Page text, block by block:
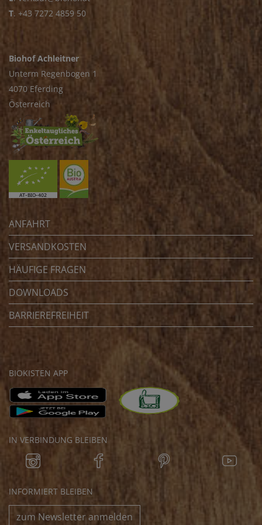
T. +43 7272 4859 50
Biohof Achleitner
Unterm Regenbogen 1
4070 Eferding
Österreich
ANFAHRT
VERSANDKOSTEN
HÄUFIGE FRAGEN
DOWNLOADS
BARRIEREFREIHEIT
BIOKISTEN APP
IN VERBINDUNG BLEIBEN
INFORMIERT BLEIBEN
zum Newsletter anmelden